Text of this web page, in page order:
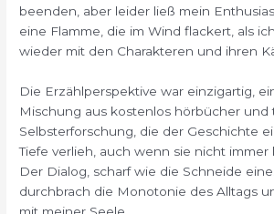
beenden, aber leider ließ mein
eine Flamme, die im Wind flackert, als
wieder mit den Charakteren und ihren
Die Erzählperspektive war einzigartig,
Mischung aus kostenlos hörbücher und
Selbsterforschung, die der Geschichte
Tiefe verlieh, auch wenn sie nicht immer
Der Dialog, scharf wie die Schneide
durchbrach die Monotonie des Alltags